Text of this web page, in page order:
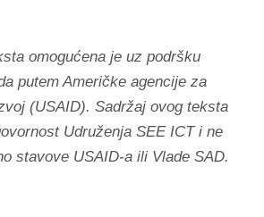
omogućena je uz podršku
putem Američke agencije za
(USAID). Sadržaj ovog teksta
Udruženja SEE ICT i ne
stavove USAID-a ili Vlade SAD.